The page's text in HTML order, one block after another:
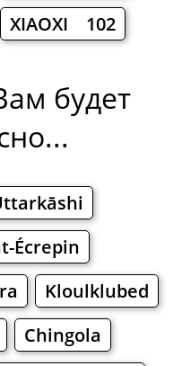
XIAOXI 102
будет
Écrepin
Kloulklubed
Chingola